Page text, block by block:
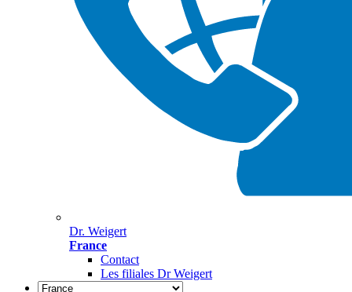
Dr. Weigert
France
Contact
Les filiales Dr Weigert